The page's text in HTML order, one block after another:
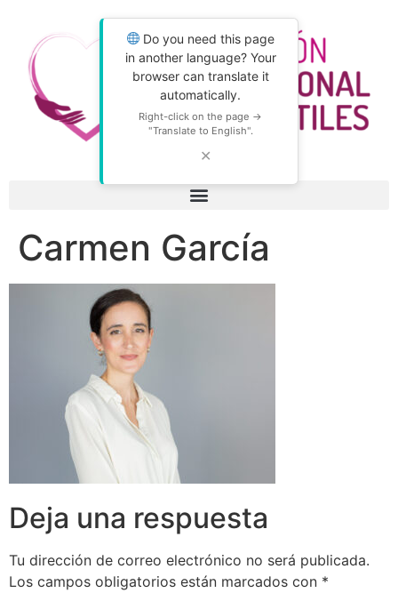
Do you need this page
in another language? Your
browser can translate it
automatically.
Right-click on the page →
"Translate to English".
✕
Carmen García
Deja una respuesta
Tu dirección de correo electrónico no será publicada.
Los campos obligatorios están marcados con *